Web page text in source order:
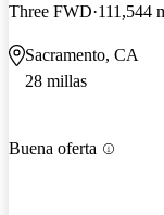
Three FWD 111,544
Sacramento, CA
28 millas
Buena oferta